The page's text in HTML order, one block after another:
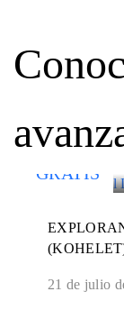
GRATIS
21 de julio